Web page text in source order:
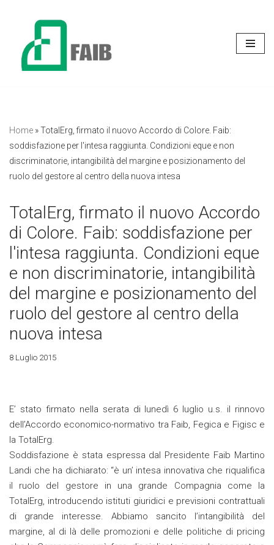
contenuto
Home »TotalErg, firmato il nuovo Accordo di Colore. Faib:
soddisfazione per l'intesa raggiunta. Condizioni eque e non
discriminatorie, intangibilità del margine e posizionamento del
ruolo del gestore al centro della nuova intesa
TotalErg, firmato il nuovo Accordo
di Colore. Faib: soddisfazione per
l'intesa raggiunta. Condizioni eque
e non discriminatorie, intangibilità
del margine e posizionamento del
ruolo del gestore al centro della
nuova intesa
8 Luglio 2015
E’ stato firmato nella serata di lunedì 6 luglio u.s. il rinnovo
dell’Accordo economico-normativo tra Faib, Fegica e Figisc e
la TotalErg.
Soddisfazione è stata espressa dal Presidente Faib Martino
Landi che ha dichiarato: “è un’ intesa innovativa che riqualifica
il ruolo del gestore in una grande Compagnia come la
TotalErg, introducendo istituti giuridici e previsioni contrattuali
di grande interesse. Abbiamo sancito l’intangibilità del
margine, al di là delle promozioni e delle politiche di pricing